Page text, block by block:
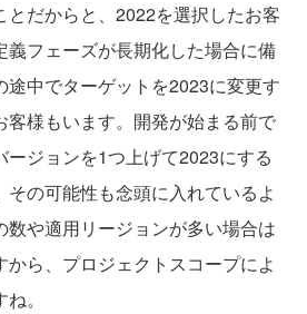
とだからと、2022を選択したお客
義フェーズが長期化した場合に備
途中でターゲットを2023に変更す
客様もいます。開発が始まる前で
ージョンを1つ上げて2023にする
その可能性も念頭に入れているよ
数や適用リージョンが多い場合は
ら、プロジェクトスコープによ
。